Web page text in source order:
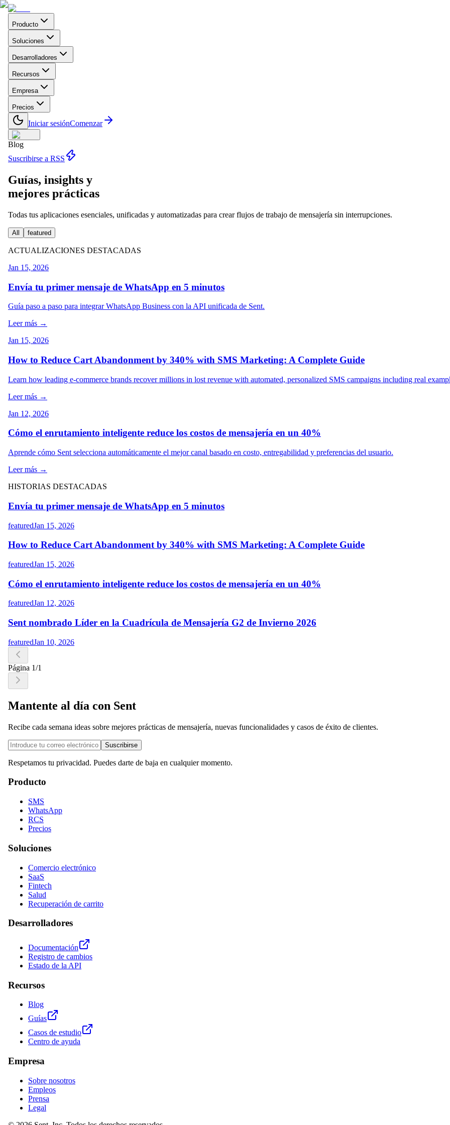
Producto
Soluciones
Desarrolladores
Recursos
Empresa
Precios
Iniciar sesiónComenzar
Blog
Suscribirse a RSS
Guías, insights y
mejores prácticas
Todas tus aplicaciones esenciales, unificadas y automatizadas para crear flujos de trabajo de mensajería sin interrupciones.
All featured
ACTUALIZACIONES DESTACADAS
Jan 15, 2026
Envía tu primer mensaje de WhatsApp en 5 minutos
Guía paso a paso para integrar WhatsApp Business con la API unificada de Sent.
Leer más →
Jan 15, 2026
How to Reduce Cart Abandonment by 340% with SMS Marketing: A Complete Guide
Learn how leading e-commerce brands recover millions in lost revenue with automated, personalized SMS campaigns including real
Leer más →
Jan 12, 2026
Cómo el enrutamiento inteligente reduce los costos de mensajería en un 40%
Aprende cómo Sent selecciona automáticamente el mejor canal basado en costo, entregabilidad y preferencias del usuario.
Leer más →
HISTORIAS DESTACADAS
Envía tu primer mensaje de WhatsApp en 5 minutos
featuredJan 15, 2026
How to Reduce Cart Abandonment by 340% with SMS Marketing: A Complete Guide
featuredJan 15, 2026
Cómo el enrutamiento inteligente reduce los costos de mensajería en un 40%
featuredJan 12, 2026
Sent nombrado Líder en la Cuadrícula de Mensajería G2 de Invierno 2026
featuredJan 10, 2026
Página 1/1
Mantente al día con Sent
Recibe cada semana ideas sobre mejores prácticas de mensajería, nuevas funcionalidades y casos de éxito de clientes.
Suscribirse
Respetamos tu privacidad. Puedes darte de baja en cualquier momento.
Producto
SMS
WhatsApp
RCS
Precios
Soluciones
Comercio electrónico
SaaS
Fintech
Salud
Recuperación de carrito
Desarrolladores
Documentación
Registro de cambios
Estado de la API
Recursos
Blog
Guías
Casos de estudio
Centro de ayuda
Empresa
Sobre nosotros
Empleos
Prensa
Legal